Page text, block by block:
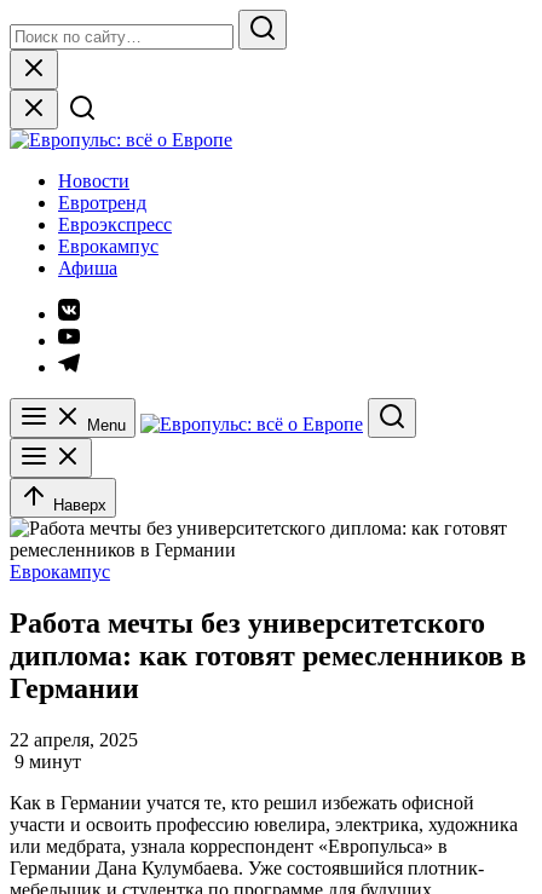
to
content
for:
Search
Close
Европульс: всё о Европе
Новости
Евротренд
Евроэкспресс
Еврокампус
Афиша
Элемент
меню
Элемент
меню
Элемент
Menu
Search
Наверх
Еврокампус
Работа мечты без университетского
диплома: как готовят ремесленников в
Германии
22 апреля, 2025
9 минут
Как в Германии учатся те, кто решил избежать офисной
участи и освоить профессию ювелира, электрика, художника
или медбрата, узнала корреспондент «Европульса» в
Германии Дана Кулумбаева. Уже состоявшийся плотник-
мебельщик и студентка по программе для будущих